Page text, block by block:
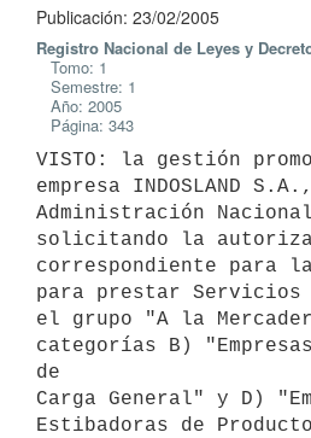
Publicación: 23/02/2005
Registro Nacional de Leyes y
Tomo: 1
Semestre: 1
Año: 2005
Página: 343
VISTO: la gestión
empresa INDOSLAND
Administración
solicitando la
correspondiente para
para prestar Servicios
el grupo "A la
categorías B)
de
Carga General" y D)
Estibadoras de